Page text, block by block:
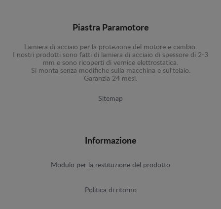
Piastra Paramotore
Lamiera di acciaio per la protezione del motore e cambio.
I nostri prodotti sono fatti di lamiera di acciaio di spessore di 2-3
mm e sono ricoperti di vernice elettrostatica.
Si monta senza modifiche sulla macchina e sul'telaio.
Garanzia 24 mesi.
Sitemap
Informazione
Modulo per la restituzione del prodotto
Politica di ritorno